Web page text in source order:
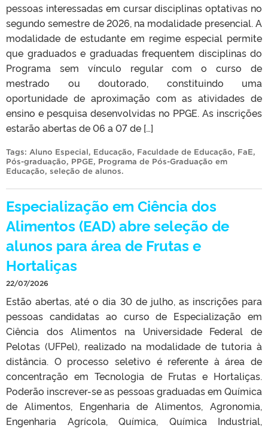
pessoas interessadas em cursar disciplinas optativas no
segundo semestre de 2026, na modalidade presencial. A
modalidade de estudante em regime especial permite
que graduados e graduadas frequentem disciplinas do
Programa sem vínculo regular com o curso de
mestrado ou doutorado, constituindo uma
oportunidade de aproximação com as atividades de
ensino e pesquisa desenvolvidas no PPGE. As inscrições
estarão abertas de 06 a 07 de […]
Tags: Aluno Especial, Educação, Faculdade de Educação, FaE,
Pós-graduação, PPGE, Programa de Pós-Graduação em
Educação, seleção de alunos.
Especialização em Ciência dos
Alimentos (EAD) abre seleção de
alunos para área de Frutas e
Hortaliças
22/07/2026
Estão abertas, até o dia 30 de julho, as inscrições para
pessoas candidatas ao curso de Especialização em
Ciência dos Alimentos na Universidade Federal de
Pelotas (UFPel), realizado na modalidade de tutoria à
distância. O processo seletivo é referente à área de
concentração em Tecnologia de Frutas e Hortaliças.
Poderão inscrever-se as pessoas graduadas em Química
de Alimentos, Engenharia de Alimentos, Agronomia,
Engenharia Agrícola, Química, Química Industrial,